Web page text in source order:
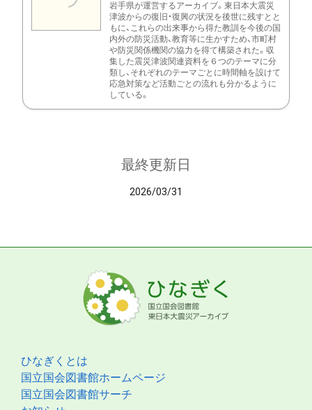
岩手県が運営するアーカイブ。東日本大震災
津波からの復旧・復興の状況を後世に残すとと
もに、これらの出来事から得た教訓を今後の国
内外の防災活動、教育等に生かすため、市町村
や防災関係機関の協力を得て構築された。収
集した震災津波関連資料を６つのテーマに分
類し、それぞれのテーマごとに時間軸を設けて
応急対策など活動ごとの流れも分かるように
している。
最終更新日
2026/03/31
ひなぎくとは
国立国会図書館ホームページ
国立国会図書館サーチ